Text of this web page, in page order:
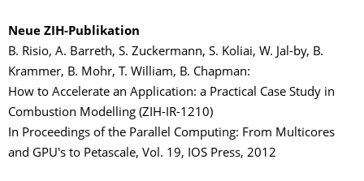
Neue ZIH-Publikation
B. Risio, A. Barreth, S. Zuckermann, S. Koliai, W. Jal-by, B.
Krammer, B. Mohr, T. William, B. Chapman:
How to Accelerate an Application: a Practical Case Study in
Combustion Modelling (ZIH-IR-1210)
In Proceedings of the Parallel Computing: From Multicores
and GPU's to Petascale, Vol. 19, IOS Press, 2012